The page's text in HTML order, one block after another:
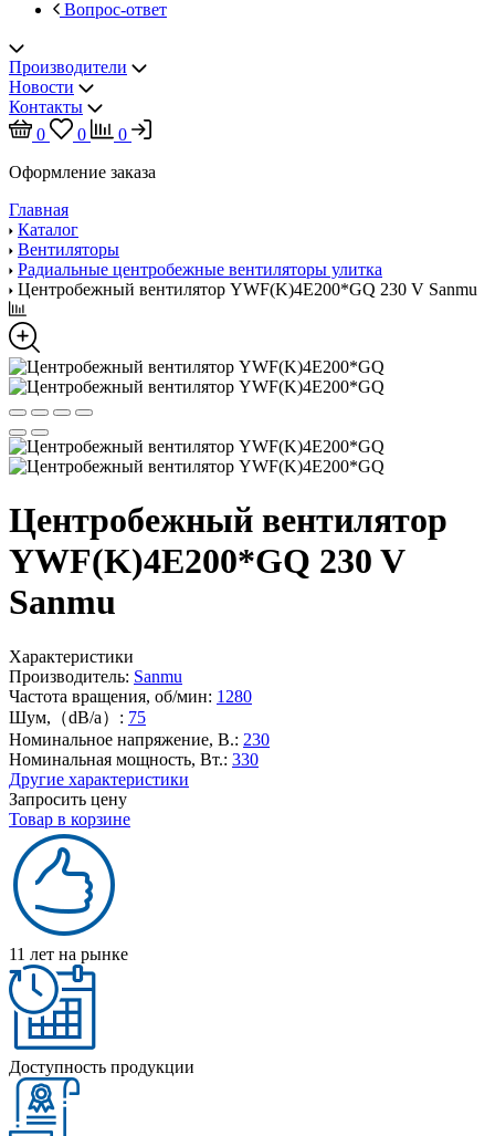
Вопрос-ответ
Производители
Новости
Контакты
0
0
0
Оформление заказа
Главная
Каталог
Вентиляторы
Радиальные центробежные вентиляторы улитка
Центробежный вентилятор YWF(K)4E200*GQ 230 V Sanmu
Центробежный вентилятор
YWF(K)4E200*GQ 230 V
Sanmu
Характеристики
Производитель: Sanmu
Частота вращения, об/мин: 1280
Шум,（dB/a）: 75
Номинальное напряжение, В.: 230
Номинальная мощность, Вт.: 330
Другие характеристики
Запросить цену
Товар в корзине
11 лет на рынке
Доступность продукции